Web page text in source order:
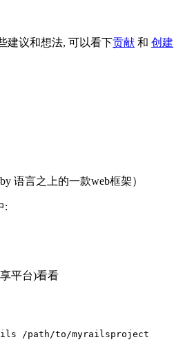
建议和想法, 可以看下贡献 和 创建
语言之上的一款web框架）
:
平台)看看
/path/to/myrailsproject